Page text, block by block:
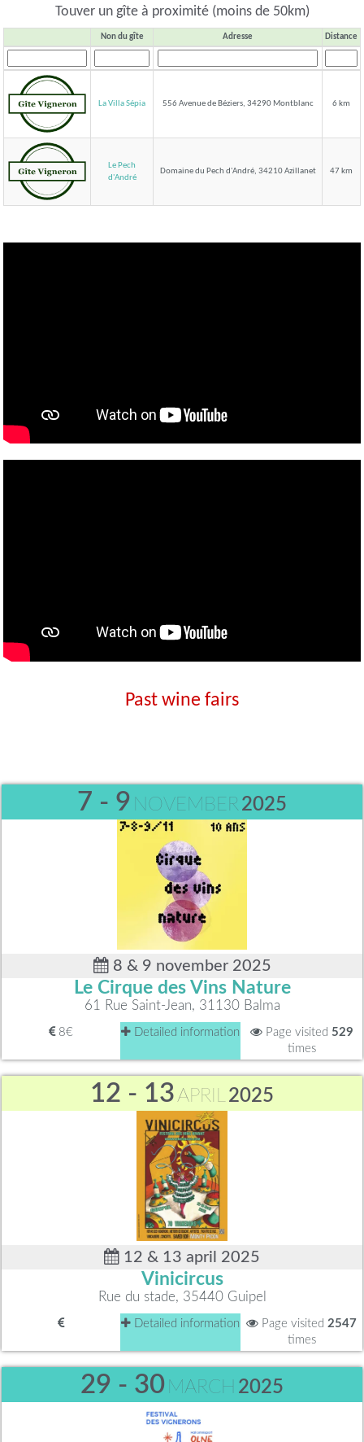
Touver un gîte à proximité (moins de 50km)
Non du gîte Adresse Distance
La Villa Sépia 556 Avenue de Béziers, 34290 Montblanc 6 km
Le Pech
d'André
Domaine du Pech d'André, 34210 Azillanet 47 km
Past wine fairs
7 - 9 NOVEMBER 2025
8 & 9 november 2025
Le Cirque des Vins Nature
61 Rue Saint-Jean, 31130 Balma
8€ Detailed information Page visited 529
times
12 - 13 APRIL 2025
12 & 13 april 2025
Vinicircus
Rue du stade, 35440 Guipel
Detailed information Page visited 2547
times
29 - 30 MARCH 2025